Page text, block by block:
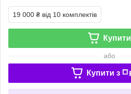
19 000 ₴ від 10 комплектів
Купити
або
Купити з